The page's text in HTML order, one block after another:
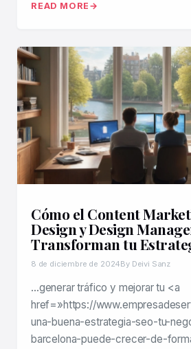
READ MORE
Cómo el Content
Design y Design
Transforman tu
8 de diciembre de 2024By Deivi Sanz
…generar tráfico y mejorar tu <a
href=»https://
una-buena-estrategia-seo-tu-
barcelona-puede-crecer-de-